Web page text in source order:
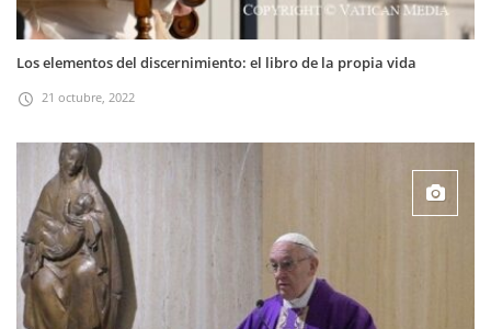
Los elementos del discernimiento: el libro de la propia vida
21 octubre, 2022